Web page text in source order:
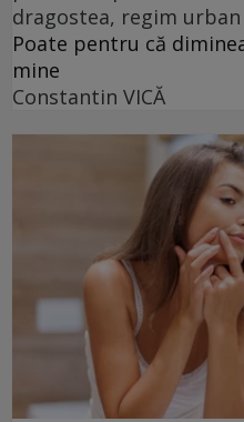
dragostea, regim urban
Poate pentru că
mine
Constantin VICĂ